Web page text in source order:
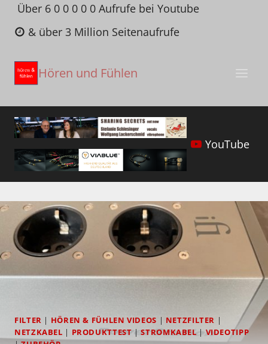
Zum
Inhalt
springen
Über 6 0 0 0 0 0 Aufrufe bei Youtube
& über 3 Million Seitenaufrufe
Hören und Fühlen
YouTube
FILTER | HÖREN & FÜHLEN VIDEOS | NETZFILTER |
NETZKABEL | PRODUKTTEST|STROMKABEL | VIDEOTIPP